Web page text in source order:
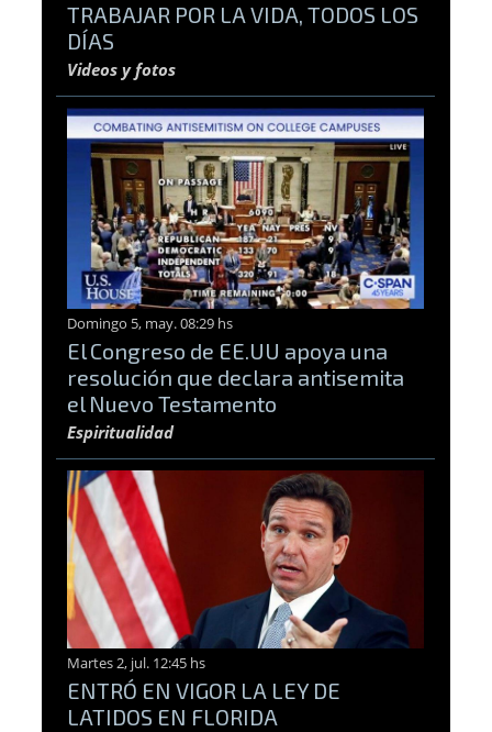
TRABAJAR POR LA VIDA, TODOS LOS
DÍAS
Videos y fotos
Domingo 5, may. 08:29 hs
El Congreso de EE.UU apoya una
resolución que declara antisemita
el Nuevo Testamento
Espiritualidad
Martes 2, jul. 12:45 hs
ENTRÓ EN VIGOR LA LEY DE
LATIDOS EN FLORIDA